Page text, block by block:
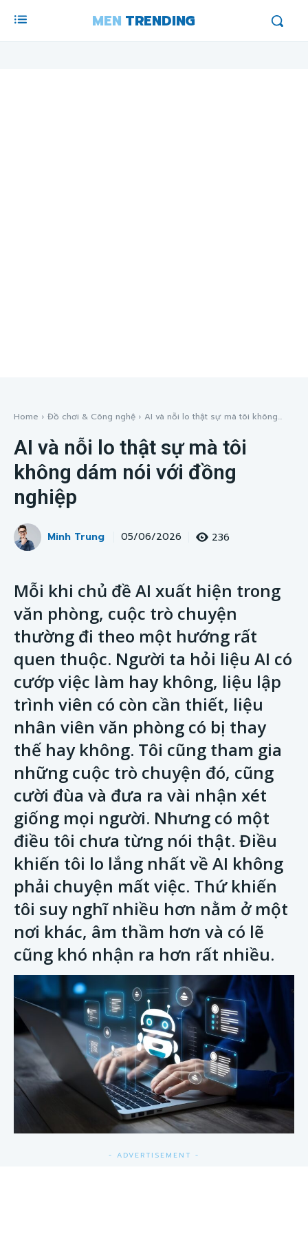
MEN TRENDING
Home Đồ chơi & Công nghệ AI và nỗi lo thật sự mà tôi không...
AI và nỗi lo thật sự mà tôi
không dám nói với đồng
nghiệp
Minh Trung 05/06/2026 236
Mỗi khi chủ đề AI xuất hiện trong
văn phòng, cuộc trò chuyện
thường đi theo một hướng rất
quen thuộc. Người ta hỏi liệu AI có
cướp việc làm hay không, liệu lập
trình viên có còn cần thiết, liệu
nhân viên văn phòng có bị thay
thế hay không. Tôi cũng tham gia
những cuộc trò chuyện đó, cũng
cười đùa và đưa ra vài nhận xét
giống mọi người. Nhưng có một
điều tôi chưa từng nói thật. Điều
khiến tôi lo lắng nhất về AI không
phải chuyện mất việc. Thứ khiến
tôi suy nghĩ nhiều hơn nằm ở một
nơi khác, âm thầm hơn và có lẽ
cũng khó nhận ra hơn rất nhiều.
- ADVERTISEMENT -